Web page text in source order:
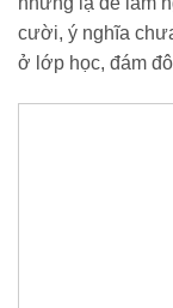
cười, ý nghĩa
ở lớp học, đám